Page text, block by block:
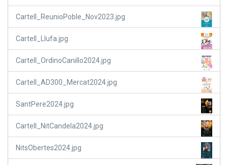
Cartell_ReunioPoble_Nov2023.jpg
Cartell_Llufa.jpg
Cartell_OrdinoCanillo2024.jpg
Cartell_AD300_Mercat2024.jpg
SantPere2024.jpg
Cartell_NitCandela2024.jpg
NitsObertes2024.jpg